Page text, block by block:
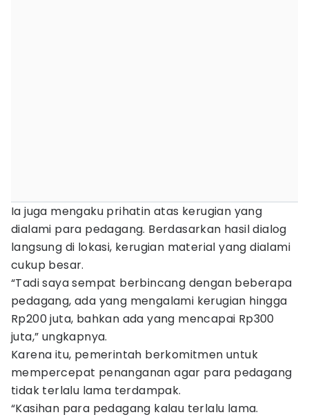
Ia juga mengaku prihatin atas kerugian yang
dialami para pedagang. Berdasarkan hasil dialog
langsung di lokasi, kerugian material yang dialami
cukup besar.
“Tadi saya sempat berbincang dengan beberapa
pedagang, ada yang mengalami kerugian hingga
Rp200 juta, bahkan ada yang mencapai Rp300
juta,” ungkapnya.
Karena itu, pemerintah berkomitmen untuk
mempercepat penanganan agar para pedagang
tidak terlalu lama terdampak.
“Kasihan para pedagang kalau terlalu lama.